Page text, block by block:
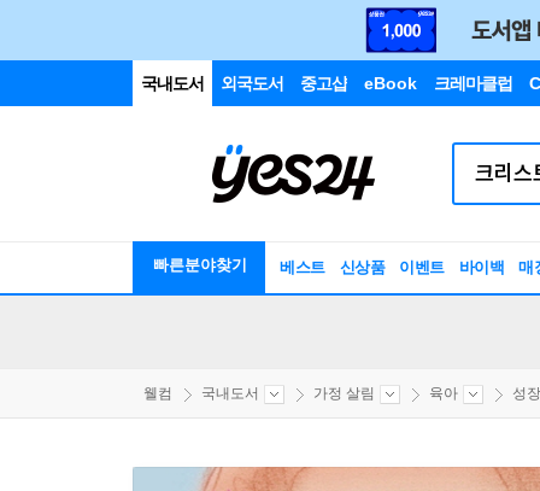
국내도서 외국도서 중고샵 eBook 크레마클럽
빠른분야찾기 베스트 신상품 이벤트 바이백 매
웰컴 국내도서 가정 살림 육아 성